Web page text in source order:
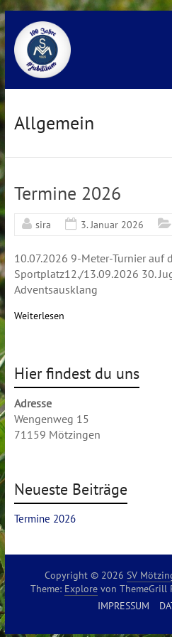
Skip
to
content
SV
Mötzingen
Allgemein
Termine 2026
sira 3. Januar 2026
10.07.2026 9-Meter-Turnier auf
Sportplatz12./13.09.2026 30.
Adventsausklang
Weiterlesen
Hier findest du uns
Adresse
Wengenweg 15
71159 Mötzingen
Neueste Beiträge
Termine 2026
Copyright © 2026SV
Theme: Explorevon ThemeGrill
IMPRESSUM